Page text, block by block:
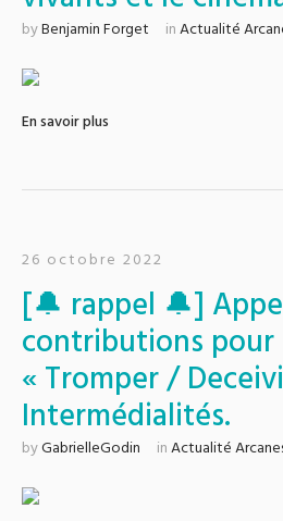
byBenjamin Forget inActualité
En savoir plus
26 octobre 2022
[🔔 rappel 🔔]
contributions pour
« Tromper /
Intermédialités.
byGabrielleGodin inActualité